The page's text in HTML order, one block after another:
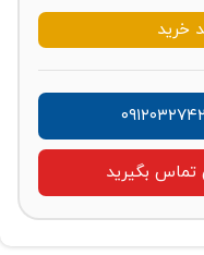
خرید
بگیرید